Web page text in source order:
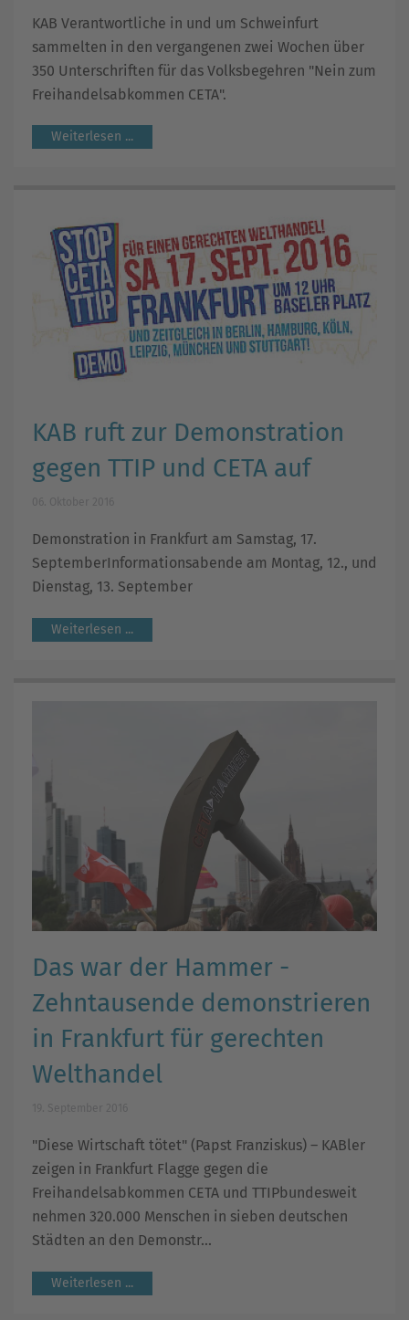
KAB Verantwortliche in und um Schweinfurt
sammelten in den vergangenen zwei Wochen über
350 Unterschriften für das Volksbegehren "Nein zum
Freihandelsabkommen CETA".
Weiterlesen ...
KAB ruft zur Demonstration
gegen TTIP und CETA auf
Demonstration in Frankfurt am Samstag, 17.
SeptemberInformationsabende am Montag, 12., und
Dienstag, 13. September
Weiterlesen ...
Das war der Hammer -
Zehntausende demonstrieren
in Frankfurt für gerechten
Welthandel
"Diese Wirtschaft tötet" (Papst Franziskus) – KABler
zeigen in Frankfurt Flagge gegen die
Freihandelsabkommen CETA und TTIPbundesweit
nehmen 320.000 Menschen in sieben deutschen
Städten an den Demonstr...
Weiterlesen ...